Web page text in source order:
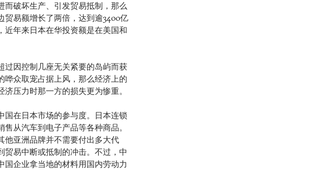
而破坏生产、引发贸易抵制，那么
贸易额增长了两倍，达到逾3400亿
近年来日本在华投资额是在美国和
过因控制几座无关紧要的岛屿而获
哗众取宠占据上风，那么经济上的
压力时那一方的损失更为惨重。
国在日本市场的参与度。日本连锁
从汽车到电子产品等各种商品。
他亚洲品牌并不需要付出多大代
易中断或抵制的冲击。不过，中
国企业拿当地的材料用国内劳动力